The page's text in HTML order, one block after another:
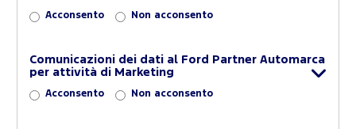
Acconsento Non acconsento
Comunicazioni dei dati al Ford Partner Automarca
per attività di Marketing
Acconsento Non acconsento